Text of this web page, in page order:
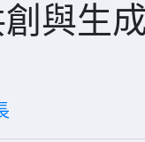
與生